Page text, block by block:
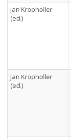
Jan Kropholler
(ed.)
Jan Kropholler
(ed.)